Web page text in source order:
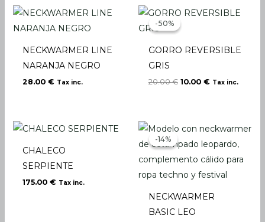
NECKWARMER LINE
NARANJA NEGRO
28.00€ Tax inc.
-50%
-50%
GORRO REVERSIBLE
GRIS
20.00€
El
precio
original
20.00 €.
10.00 €
El
precio
10.00 €.
Tax inc.
CHALECO
SERPIENTE
175.00€ Tax inc.
-14%
-14%
NECKWARMER
BASIC LEO
El
precio
original
28.00 €.
El
precio
actual
24.00 €.